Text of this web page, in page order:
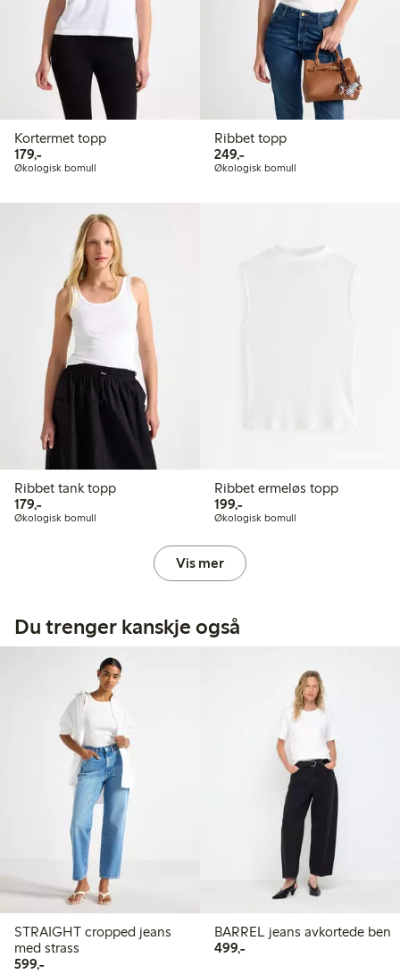
Kortermet topp
179,-179,00 kr
Økologisk bomull
Ribbet topp
249,-249,00 kr
Økologisk bomull
Ribbet tank topp
179,-179,00 kr
Økologisk bomull
Ribbet ermeløs topp
199,-199,00 kr
Økologisk bomull
Vis mer
Du trenger kanskje også
STRAIGHT cropped jeans
med strass
599,-599,00 kr
BARREL jeans avkortede ben
499,-499,00 kr